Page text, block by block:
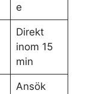
e
Direkt
inom 15
min
Ansök